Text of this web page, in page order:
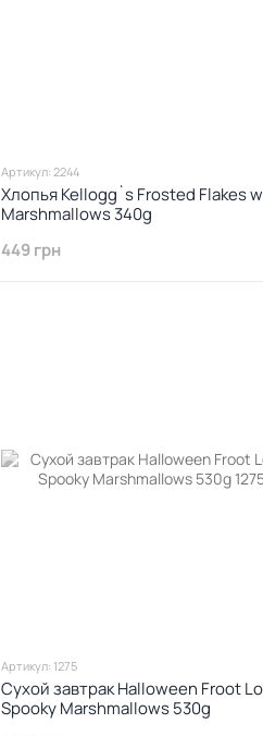
Артикул: 2244
Хлопья Kellogg`s Frosted Flakes
Marshmallows 340g
449 грн
Артикул: 1275
Сухой завтрак Halloween Froot
Spooky Marshmallows 530g